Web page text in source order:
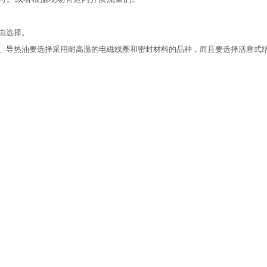
选择。
热油要选择采用耐高温的电磁线圈和密封材料的品种，而且要选择活塞式